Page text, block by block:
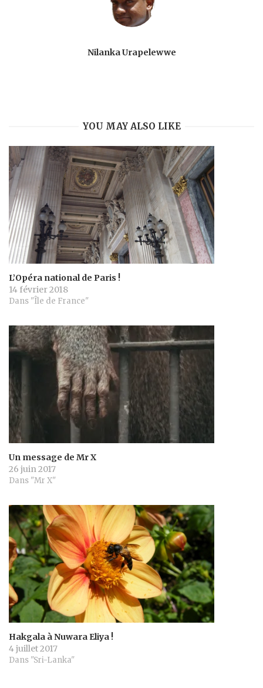
Nilanka Urapelewwe
YOU MAY ALSO LIKE
L’Opéra national de Paris !
14 février 2018
Dans "Île de France"
Un message de Mr X
26 juin 2017
Dans "Mr X"
Hakgala à Nuwara Eliya !
4 juillet 2017
Dans "Sri-Lanka"